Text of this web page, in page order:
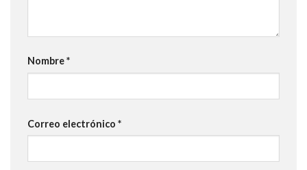
Nombre*
Correo electrónico *